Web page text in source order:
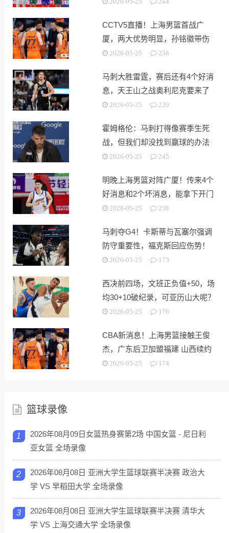
2026-05-25 244
CCTV5直播！上海男篮首战广
厦，两大优势明显，孙铭徽带伤
出战！
2026-05-25 238
马刺大胜雷霆，赛后还有4个好消
息，天王山之战奥利尼克要来了
2026-05-25 229
霍姆格伦：马刺打得像赛季生死
战，但我们却没找到赢球的办法
2026-05-25 245
明晚上海男篮对阵广厦！传来4个
好消息和2个坏消息，能拿下开门
红2026-05-25 238
马刺夺G4！卡斯蒂与瓦塞尔强调
防守重要性，福克斯回应伤势！
2026-05-25 173
西决前四场，文班正负值+50，场
均30+10破纪录，可亚历山大呢？
2026-05-25 176
CBA新消息！上海男篮接触王俊
杰，广东后卫加盟福建 山西续约
潘江
2026-05-25 174
篮球录像
1
2026年08月09日女篮热身赛第2场 中国女篮 - 尼日利
亚女篮 全场录像
2
2026年08月08日 亚洲大学生篮球联赛半决赛 政治大
学 VS 早稻田大学 全场录像
3
2026年08月08日 亚洲大学生篮球联赛半决赛 清华大
学 VS 上海交通大学 全场录像